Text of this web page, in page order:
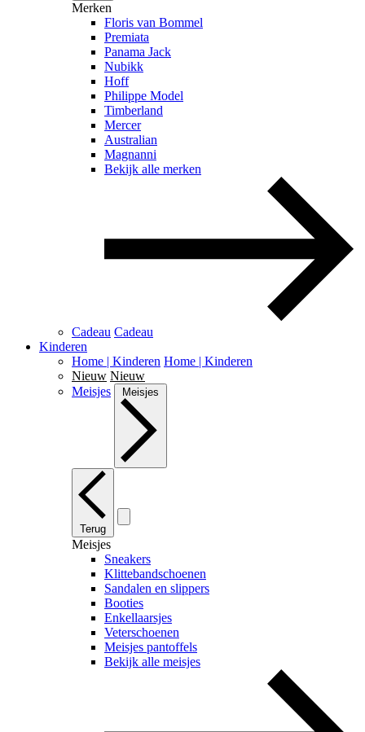
Merken
Floris van Bommel
Premiata
Panama Jack
Nubikk
Hoff
Philippe Model
Timberland
Mercer
Australian
Magnanni
Bekijk alle merken
Cadeau Cadeau
Kinderen
Home | Kinderen Home | Kinderen
Nieuw Nieuw
Meisjes
Meisjes
Terug
Meisjes
Sneakers
Klittebandschoenen
Sandalen en slippers
Booties
Enkellaarsjes
Veterschoenen
Meisjes pantoffels
Bekijk alle meisjes